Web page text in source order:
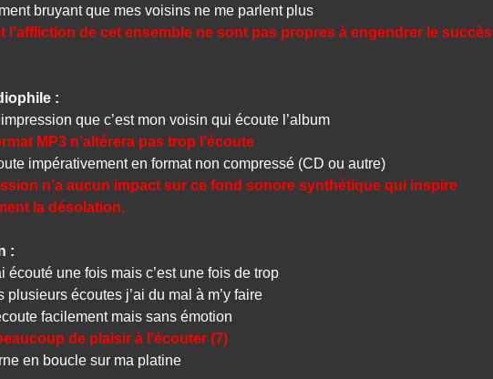
bruyant que mes voisins ne me parlent plus
l’affliction de cet ensemble ne sont pas propres à engendrer le succès
:
que c’est mon voisin qui écoute l’album
MP3 n’altérera pas trop l’écoute
impérativement en format non compressé (CD ou autre)
n’a aucun impact sur ce fond sonore synthétique qui inspire
la désolation.
:
une fois mais c’est une fois de trop
écoutes j’ai du mal à m’y faire
facilement mais sans émotion
de plaisir à l’écouter (7)
boucle sur ma platine